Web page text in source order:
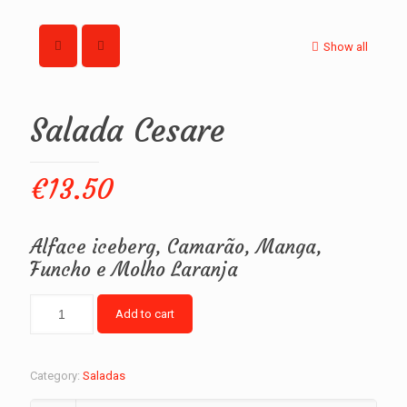
Show all
Salada Cesare
€13.50
Alface iceberg, Camarão, Manga,
Funcho e Molho Laranja
Add to cart
Category: Saladas